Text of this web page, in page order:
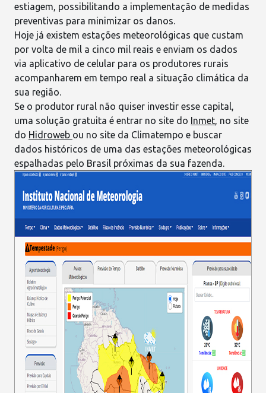
estiagem, possibilitando a implementação de medidas
preventivas para minimizar os danos.
Hoje já existem estações meteorológicas que custam
por volta de mil a cinco mil reais e enviam os dados
via aplicativo de celular para os produtores rurais
acompanharem em tempo real a situação climática da
sua região.
Se o produtor rural não quiser investir esse capital,
uma solução gratuita é entrar no site do Inmet, no site
do Hidroweb ou no site da Climatempo e buscar
dados históricos de uma das estações meteorológicas
espalhadas pelo Brasil próximas da sua fazenda.